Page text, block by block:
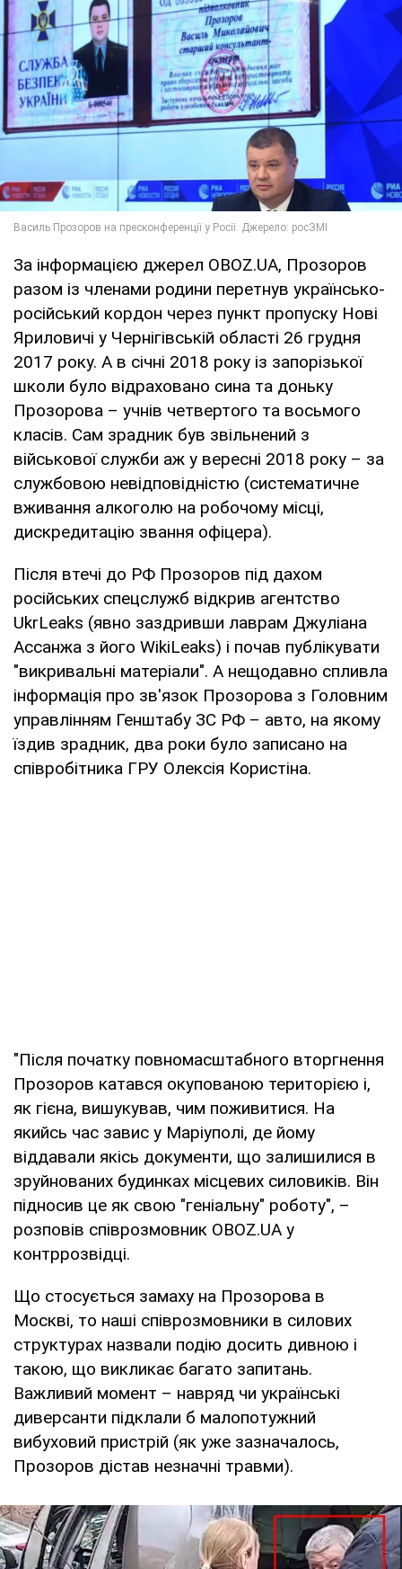
За інформацією джерел OBOZ.UA, Прозоров
разом із членами родини перетнув українсько-
російський кордон через пункт пропуску Нові
Яриловичі у Чернігівській області 26 грудня
2017 року. А в січні 2018 року із запорізької
школи було відраховано сина та доньку
Прозорова – учнів четвертого та восьмого
класів. Сам зрадник був звільнений з
військової служби аж у вересні 2018 року – за
службовою невідповідністю (систематичне
вживання алкоголю на робочому місці,
дискредитацію звання офіцера).
Після втечі до РФ Прозоров під дахом
російських спецслужб відкрив агентство
UkrLeaks (явно заздривши лаврам Джуліана
Ассанжа з його WikiLeaks) і почав публікувати
"викривальні матеріали". А нещодавно спливла
інформація про зв'язок Прозорова з Головним
управлінням Генштабу ЗС РФ – авто, на якому
їздив зрадник, два роки було записано на
співробітника ГРУ Олексія Користіна.
"Після початку повномасштабного вторгнення
Прозоров катався окупованою територією і,
як гієна, вишукував, чим поживитися. На
якийсь час завис у Маріуполі, де йому
віддавали якісь документи, що залишилися в
зруйнованих будинках місцевих силовиків. Він
підносив це як свою "геніальну" роботу", –
розповів співрозмовник OBOZ.UA у
контррозвідці.
Що стосується замаху на Прозорова в
Москві, то наші співрозмовники в силових
структурах назвали подію досить дивною і
такою, що викликає багато запитань.
Важливий момент – навряд чи українські
диверсанти підклали б малопотужний
вибуховий пристрій (як уже зазначалось,
Прозоров дістав незначні травми).